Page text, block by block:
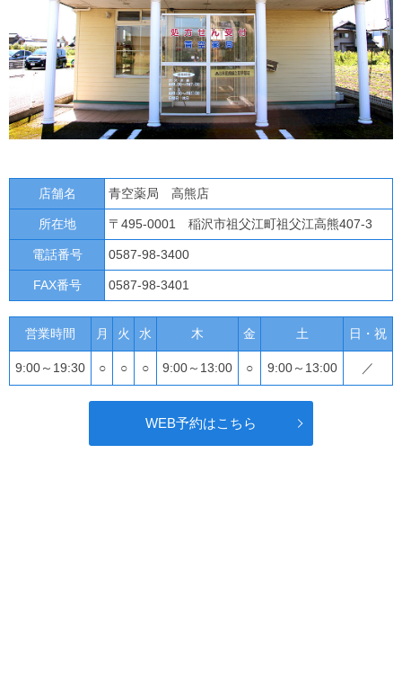
店舗名 青空薬局 高熊店
所在地 〒495-0001 稲沢市祖父江町祖父江高熊407-3
電話番号 0587-98-3400
FAX番号 0587-98-3401
営業時間 月 火 水 木 金 土 日・祝
9:00～19:30 ○ ○ ○ 9:00～13:00 ○ 9:00～13:00 ／
WEB予約はこちら